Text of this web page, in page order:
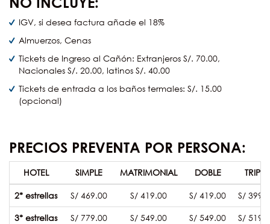
IGV, si desea factura añade el 18%
Almuerzos, Cenas
Tickets de Ingreso al Cañón: Extranjeros S/. 70.00,
Nacionales S/. 20.00, latinos S/. 40.00
Tickets de entrada a los baños termales: S/. 15.00
(opcional)
PRECIOS PREVENTA POR PERSONA:
HOTEL SIMPLE MATRIMONIAL DOBLE TRIPLE
2* estrellas S/ 469.00 S/ 419.00 S/ 419.00 S/
3* estrellas S/ 779.00 S/ 549.00 S/ 549.00 S/